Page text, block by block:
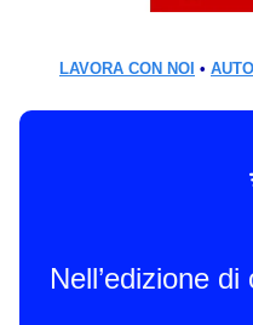
LAVORA CON NOI •
Nell’edizione di